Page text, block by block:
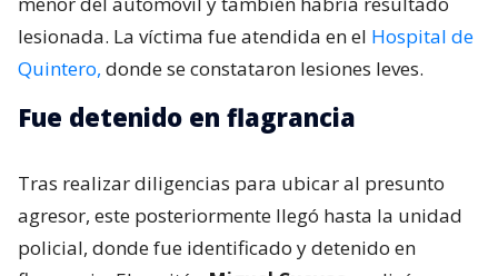
lesionada. La víctima fue atendida en el Hospital de
Quintero, donde se constataron lesiones leves.
Fue detenido en flagrancia
Tras realizar diligencias para ubicar al presunto
agresor, este posteriormente llegó hasta la unidad
policial, donde fue identificado y detenido en